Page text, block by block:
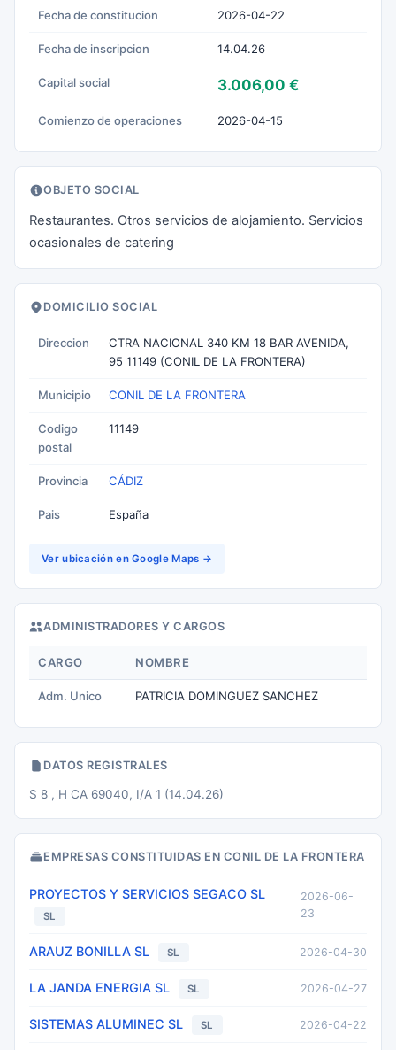
Fecha de constitucion 2026-04-22
Fecha de inscripcion 14.04.26
Capital social 3.006,00 €
Comienzo de operaciones 2026-04-15
OBJETO SOCIAL
Restaurantes. Otros servicios de alojamiento. Servicios
ocasionales de catering
DOMICILIO SOCIAL
Direccion
CTRA NACIONAL 340 KM 18 BAR AVENIDA,
95 11149 (CONIL DE LA FRONTERA)
Municipio CONIL DE LA FRONTERA
Codigo
postal
11149
Provincia CÁDIZ
Pais España
Ver ubicación en Google Maps →
ADMINISTRADORES Y CARGOS
CARGO NOMBRE
Adm. Unico PATRICIA DOMINGUEZ SANCHEZ
DATOS REGISTRALES
S 8 , H CA 69040, I/A 1 (14.04.26)
EMPRESAS CONSTITUIDAS EN CONIL DE LA FRONTERA
PROYECTOS Y SERVICIOS SEGACO SL
SL
2026-06-
23
ARAUZ BONILLA SL SL 2026-04-30
LA JANDA ENERGIA SL SL 2026-04-27
SISTEMAS ALUMINEC SL SL 2026-04-22